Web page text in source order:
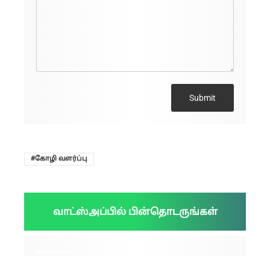
Submit
கோழி வளர்ப்பு
வாட்ஸ்அப்பில் பின்தொடருங்கள்